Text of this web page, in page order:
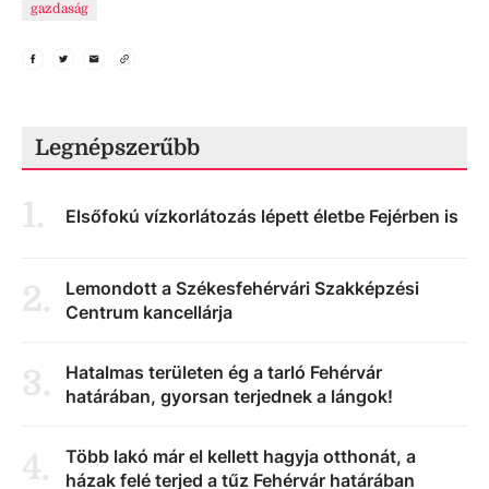
gazdaság
Legnépszerűbb
1. Elsőfokú vízkorlátozás lépett életbe Fejérben is
2.
Lemondott a Székesfehérvári Szakképzési
Centrum kancellárja
3.
Hatalmas területen ég a tarló Fehérvár
határában, gyorsan terjednek a lángok!
4.
Több lakó már el kellett hagyja otthonát, a
házak felé terjed a tűz Fehérvár határában